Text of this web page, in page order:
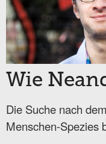
Wie
Die Suche nach
Menschen-Spezies